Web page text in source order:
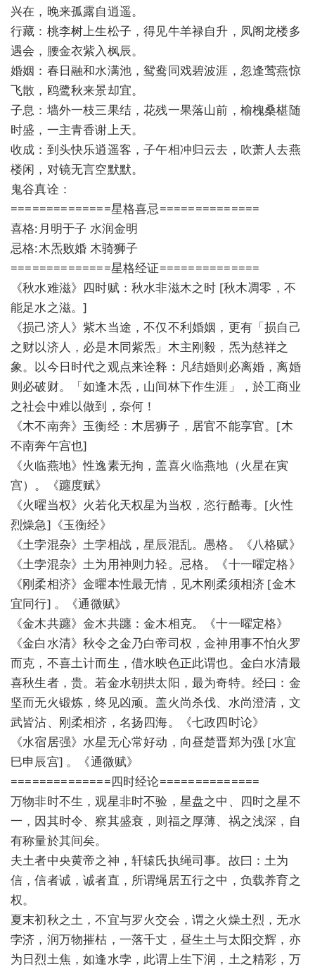
兴在，晚来孤露自逍遥。
行藏：桃李树上生松子，得见牛羊禄自升，凤阁龙楼多
遇会，腰金衣紫入枫辰。
婚姻：春日融和水满池，鸳鸯同戏碧波涯，忽逢莺燕惊
飞散，鸥鹭秋来景却宜。
子息：墙外一枝三果结，花残一果落山前，榆槐桑椹随
时盛，一主青香谢上天。
收成：到头快乐逍遥客，子午相冲归云去，吹萧人去燕
楼闲，对镜无言空默默。
鬼谷真诠：
==============星格喜忌==============
喜格:月明于子 水润金明
忌格:木炁败婚 木骑狮子
==============星格经证==============
《秋水难滋》四时赋：秋水非滋木之时 [秋木凋零，不
能足水之滋。]
《损己济人》紫木当途，不仅不利婚姻，更有「损自己
之财以济人，必是木同紫炁」木主刚毅，炁为慈祥之
象。以今日时代之观点来诠释︰凡结婚则必离婚，离婚
则必破财。「如逢木炁，山间林下作生涯」，於工商业
之社会中难以做到，奈何！
《木不南奔》玉衡经：木居狮子，居官不能享官。[木
不南奔午宫也]
《火临燕地》性逸素无拘，盖喜火临燕地（火星在寅
宫）。《躔度赋》
《火曜当权》火若化天权星为当权，恣行酷毒。[火性
烈燥急]《玉衡经》
《土孛混杂》土孛相战，星辰混乱。愚格。《八格赋》
《土孛混杂》土为用神则力轻。忌格。《十一曜定格》
《刚柔相济》金曜本性最无情，见木刚柔须相济 [金木
宜同行] 。《通微赋》
《金木共躔》金木共躔：金木相克。《十一曜定格》
《金白水清》秋令之金乃白帝司权，金神用事不怕火罗
而克，不喜土计而生，借水映色正此谓也。金白水清最
喜秋生者，贵。若金水朝拱太阳，最为奇特。经曰：金
坚而无火锻炼，终见凶顽。盖火尚杀伐、水尚澄清，文
武皆沾、刚柔相济，名扬四海。《七政四时论》
《水宿居强》水星无心常好动，向昼楚晋郑为强 [水宜
巳申辰宫] 。《通微赋》
==============四时经论==============
万物非时不生，观星非时不验，星盘之中、四时之星不
一，因其时令、察其盛衰，则福之厚薄、祸之浅深，自
有称量於其间矣。
夫土者中央黄帝之神，轩辕氏执绳司事。故曰：土为
信，信者诚，诚者直，所谓绳居五行之中，负载养育之
权。
夏末初秋之土，不宜与罗火交会，谓之火燥土烈，无水
孛济，润万物摧枯，一落千丈，昼生土与太阳交辉，亦
为日烈土焦，如逢水孛，此谓上生下润，土之精彩，万